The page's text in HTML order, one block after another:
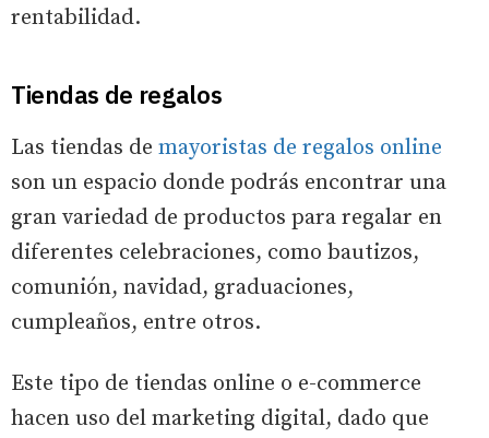
rentabilidad.
Tiendas de regalos
Las tiendas de mayoristas de regalos online
son un espacio donde podrás encontrar una
gran variedad de productos para regalar en
diferentes celebraciones, como bautizos,
comunión, navidad, graduaciones,
cumpleaños, entre otros.
Este tipo de tiendas online o e-commerce
hacen uso del marketing digital, dado que